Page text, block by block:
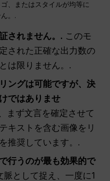
、またはスタイルが均等に
。.
されません。. このモ
された正確な出力数の
は限りません。.
ングは可能ですが、決
ではありませ
まず文言を確定させて
キストを含む画像をリ
推奨しています。.
行うのが最も効果的で
脈として捉え、一度に1